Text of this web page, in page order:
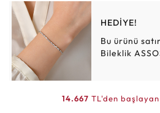
HEDİYE!
Bu ürünü
Bileklik
14.667 TL'den